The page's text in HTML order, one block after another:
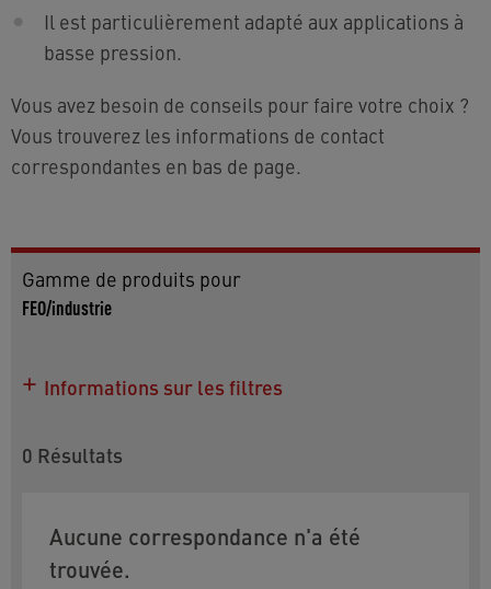
Il est particulièrement adapté aux applications à
basse pression.
Vous avez besoin de conseils pour faire votre choix ?
Vous trouverez les informations de contact
correspondantes en bas de page.
Gamme de produits pour
FEO/industrie
Informations sur les filtres
différents modèles et les homologations
suivantes comme filtres :
Débit: disponible avec « full flow » V.
0 Résultats
Aucune correspondance n'a été
trouvée.